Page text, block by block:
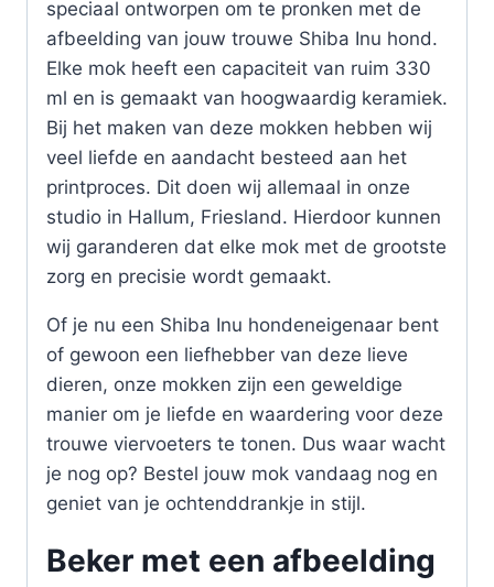
speciaal ontworpen om te pronken met de
afbeelding van jouw trouwe Shiba Inu hond.
Elke mok heeft een capaciteit van ruim 330
ml en is gemaakt van hoogwaardig keramiek.
Bij het maken van deze mokken hebben wij
veel liefde en aandacht besteed aan het
printproces. Dit doen wij allemaal in onze
studio in Hallum, Friesland. Hierdoor kunnen
wij garanderen dat elke mok met de grootste
zorg en precisie wordt gemaakt.
Of je nu een Shiba Inu hondeneigenaar bent
of gewoon een liefhebber van deze lieve
dieren, onze mokken zijn een geweldige
manier om je liefde en waardering voor deze
trouwe viervoeters te tonen. Dus waar wacht
je nog op? Bestel jouw mok vandaag nog en
geniet van je ochtenddrankje in stijl.
Beker met een afbeelding